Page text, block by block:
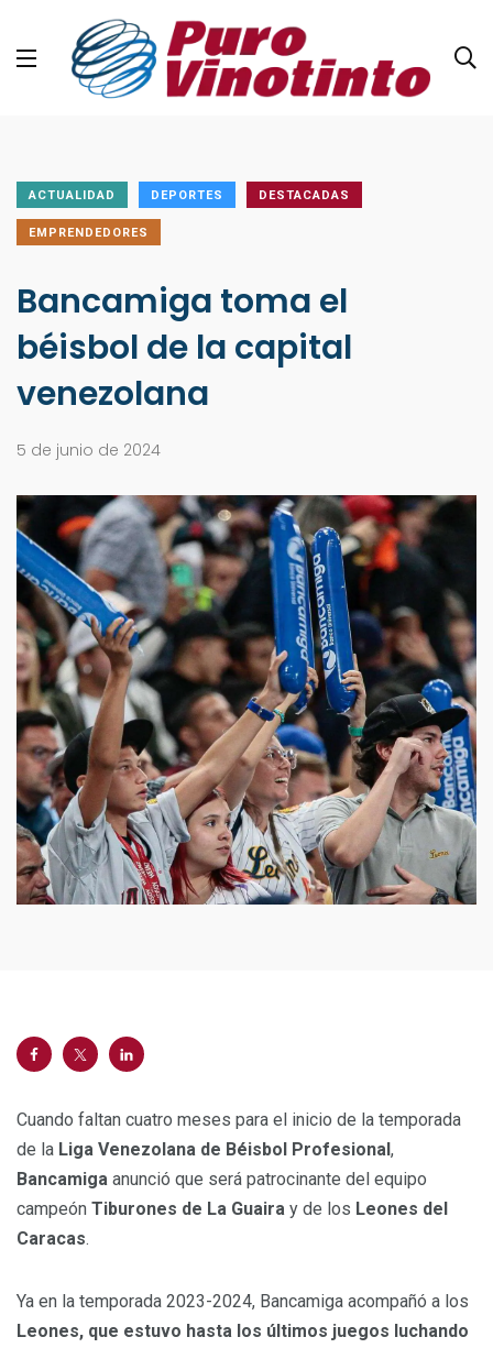
ACTUALIDAD DEPORTES DESTACADAS
EMPRENDEDORES
Bancamiga toma el
béisbol de la capital
venezolana
5 de junio de 2024
Cuando faltan cuatro meses para el inicio de la temporada
de la Liga Venezolana de Béisbol Profesional,
Bancamiga anunció que será patrocinante del equipo
campeón Tiburones de La Guaira y de los Leones del
Caracas.
Ya en la temporada 2023-2024, Bancamiga acompañó a los
Leones, que estuvo hasta los últimos juegos luchando